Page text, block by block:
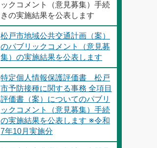
ックコメント（意見募集）手続
きの実施結果を公表します
松戸市地域公共交通計画（案）
のパブリックコメント（意見募
集）の実施結果を公表します
特定個人情報保護評価書 松戸
市予防接種に関する事務 全項目
評価書（案）についてのパブリ
ックコメント（意見募集）手続
の実施結果を公表します ※令和
7年10月実施分